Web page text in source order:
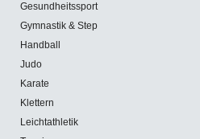
Gesundheitssport
Gymnastik & Step
Handball
Judo
Karate
Klettern
Leichtathletik